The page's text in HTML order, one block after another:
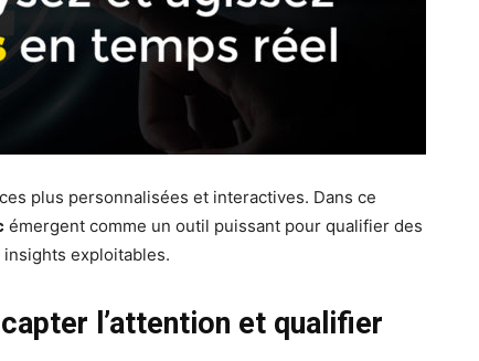
plus personnalisées et interactives. Dans ce
émergent comme un outil puissant pour qualifier des
exploitables.
l’attention et qualifier